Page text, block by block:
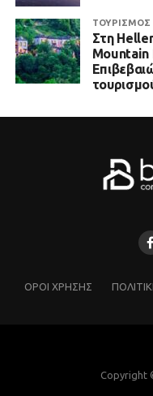
ΤΟΥΡΙΣΜΟΣ
Στη
Mountain
ΌΡΟΙ ΧΡΗΣΗΣ
Copyright